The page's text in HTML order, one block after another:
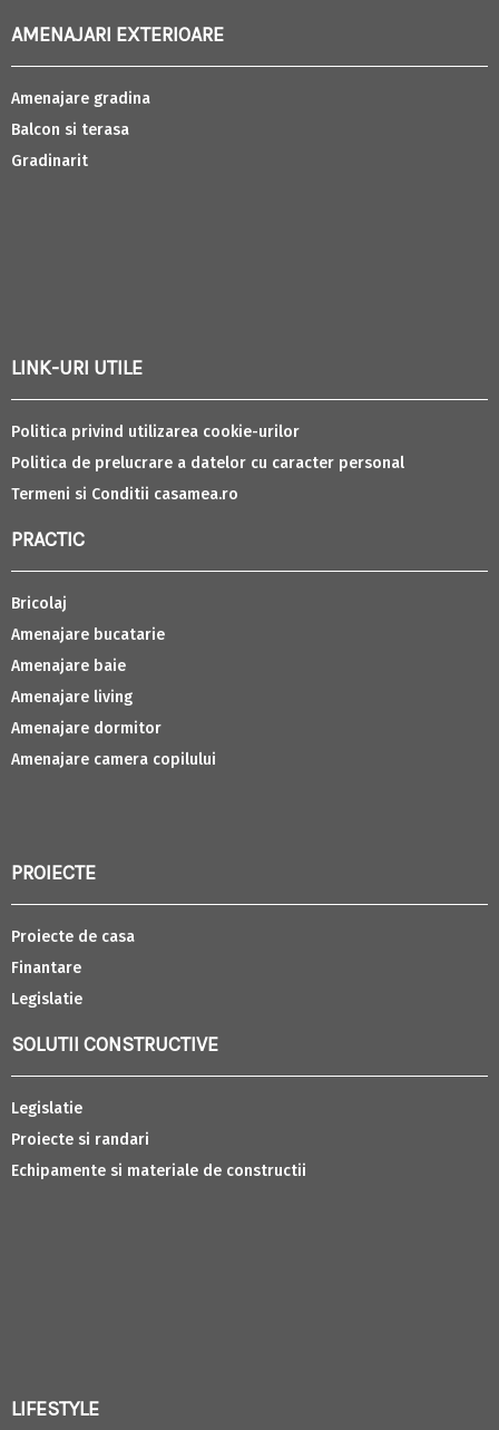
AMENAJARI EXTERIOARE
Amenajare gradina
Balcon si terasa
Gradinarit
LINK-URI UTILE
Politica privind utilizarea cookie-urilor
Politica de prelucrare a datelor cu caracter personal
Termeni si Conditii casamea.ro
PRACTIC
Bricolaj
Amenajare bucatarie
Amenajare baie
Amenajare living
Amenajare dormitor
Amenajare camera copilului
PROIECTE
Proiecte de casa
Finantare
Legislatie
SOLUTII CONSTRUCTIVE
Legislatie
Proiecte si randari
Echipamente si materiale de constructii
LIFESTYLE